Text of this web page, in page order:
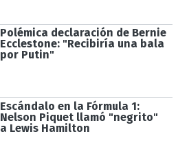
Polémica declaración de Bernie
Ecclestone: "Recibiría una bala
por Putin"
Escándalo en la Fórmula 1:
Nelson Piquet llamó "negrito"
a Lewis Hamilton